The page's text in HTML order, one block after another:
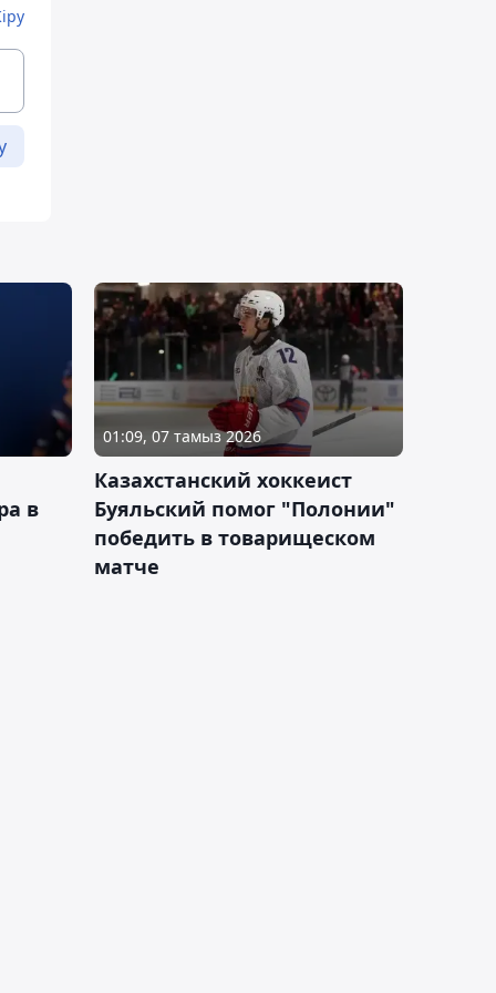
в
01:09, 07 тамыз 2026
Казахстанский хоккеист
Буяльский помог "Полонии"
победить в товарищеском
матче